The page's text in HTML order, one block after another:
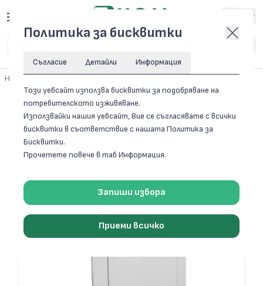
Начало
Филтри
РЕВИЗИОННИ ОТВОРИ
11 артикула
Политика за бисквитки
Съгласие Детайли Информация
Този уебсайт използва бисквитки за подобряване на
потребителското изживяване.
Използвайки нашия уебсайт, Вие се съгласявате с всички
бисквитки в съответствие с нашата Политика за
Бисквитки.
Прочетете повече в таб Информация.
Запиши избора
Приеми всичко